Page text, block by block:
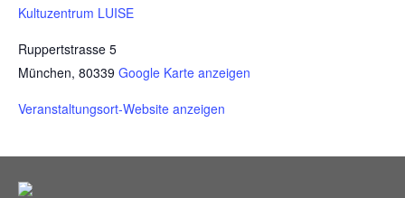
Kultuzentrum LUISE
Ruppertstrasse 5
München, 80339 Google Karte anzeigen
Veranstaltungsort-Website anzeigen